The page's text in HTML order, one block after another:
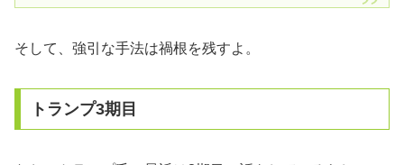
そして、強引な手法は禍根を残すよ。
トランプ3期目